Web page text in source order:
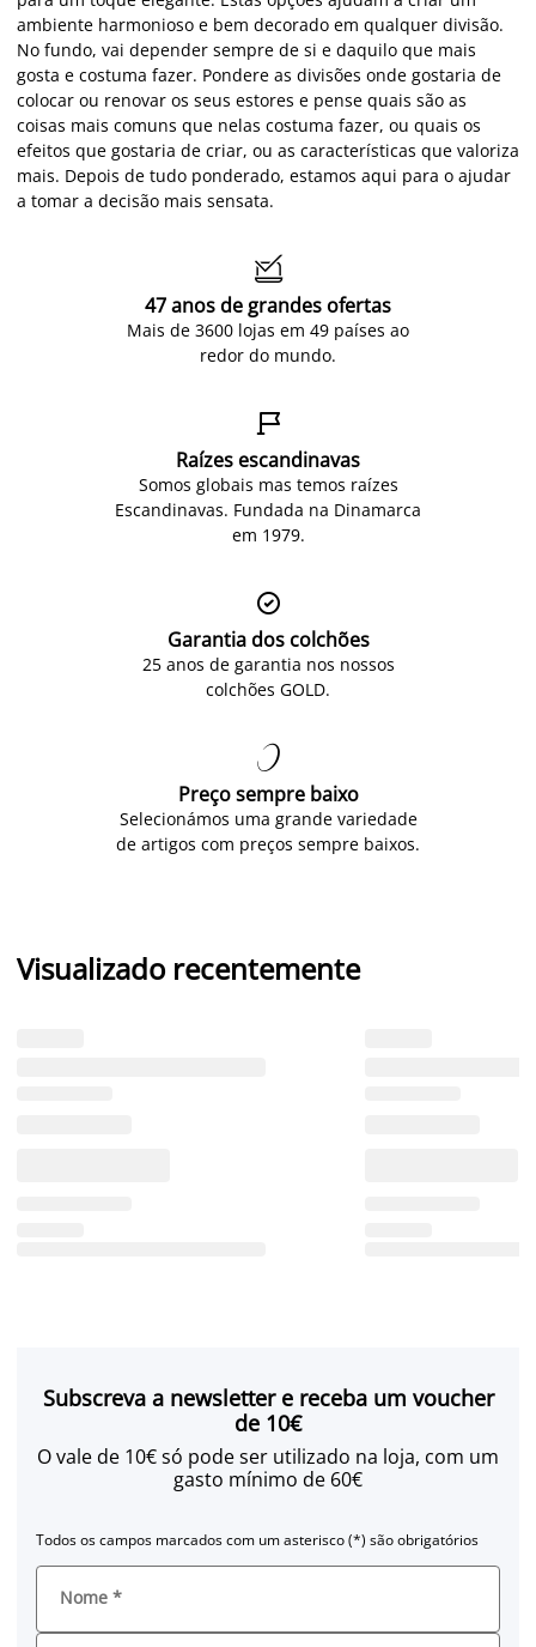
ambiente harmonioso e bem decorado em qualquer divisão.
No fundo, vai depender sempre de si e daquilo que mais
gosta e costuma fazer. Pondere as divisões onde gostaria de
colocar ou renovar os seus estores e pense quais são as
coisas mais comuns que nelas costuma fazer, ou quais os
efeitos que gostaria de criar, ou as características que valoriza
mais. Depois de tudo ponderado, estamos aqui para o ajudar
a tomar a decisão mais sensata.

47 anos de grandes ofertas
Mais de 3600 lojas em 49 países ao
redor do mundo.

Raízes escandinavas
Somos globais mas temos raízes
Escandinavas. Fundada na Dinamarca
em 1979.

Garantia dos colchões
25 anos de garantia nos nossos
colchões GOLD.

Preço sempre baixo
Selecionámos uma grande variedade
de artigos com preços sempre baixos.
Visualizado recentemente
Subscreva a newsletter e receba um voucher
de 10€
O vale de 10€ só pode ser utilizado na loja, com um
gasto mínimo de 60€
Todos os campos marcados com um asterisco (*) são obrigatórios
Nome *